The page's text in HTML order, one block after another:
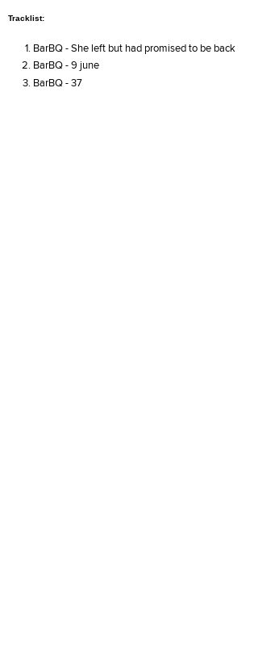
Tracklist:
BarBQ - She left but had promised to be back
BarBQ - 9 june
BarBQ - 37